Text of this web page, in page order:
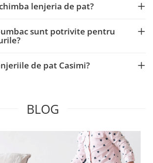
lenjeria de pat?
sunt potrivite pentru
de pat Casimi?
BLOG